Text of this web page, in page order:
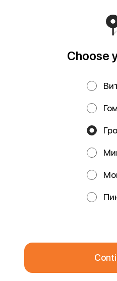
processing of your browser's
services in accordance with
Свидетельство выдано
03.12.2020 г. Интернет-
Торговом реестре
Файлы
Choose